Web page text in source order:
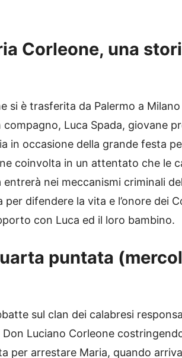
Corleone, una
si è trasferita da Palermo a
Luca Spada, giovane
in occasione della grande festa
coinvolta in un attentato che le
nei meccanismi criminali
difendere la vita e l’onore dei
con Luca ed il loro bambino.
puntata
sul clan dei calabresi
Luciano Corleone
per arrestare Maria, quando